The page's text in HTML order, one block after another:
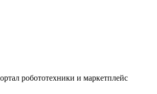
робототехники и маркетплейс